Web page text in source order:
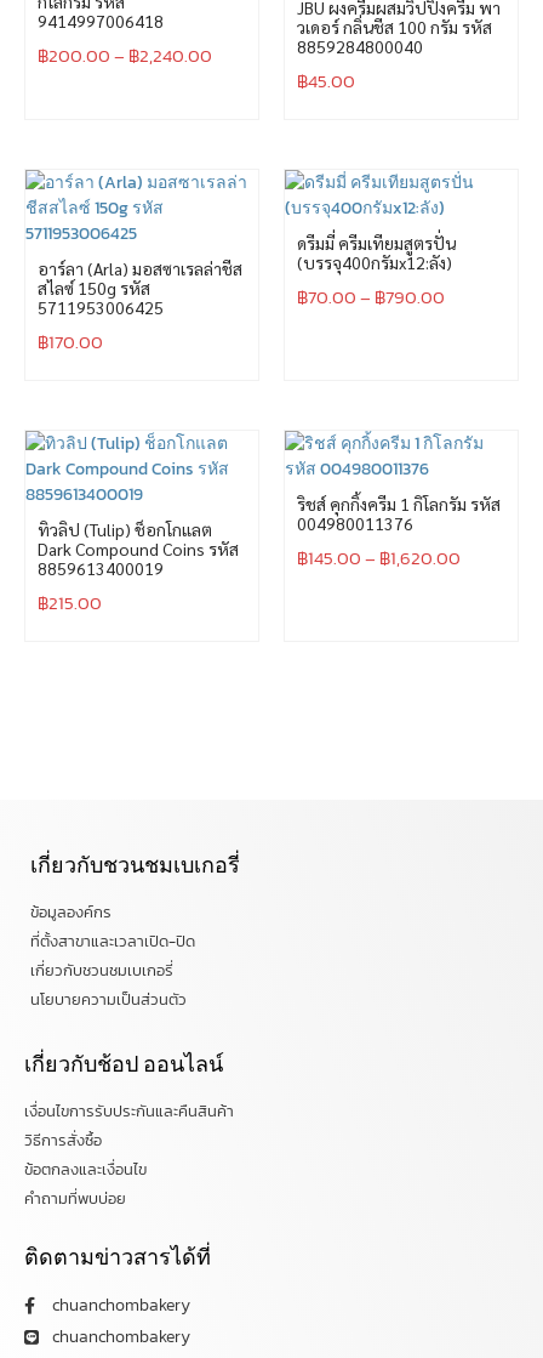
9414997006418
฿200.00– ฿2,240.00
JBU ผงครีมผสมวิ้ปปิ้งครีม พา
วเดอร์ กลิ่นชีส 100 กรัม รหัส
8859284800040
฿45.00
อาร์ลา (Arla) มอสซาเรลล่าชีส
สไลซ์ 150g รหัส
5711953006425
฿170.00
ดรีมมี่ ครีมเทียมสูตรปั่น
(บรรจุ400กรัมx12:ลัง)
฿70.00– ฿790.00
ทิวลิป (Tulip) ช็อกโกแลต
Dark Compound Coins รหัส
8859613400019
฿215.00
ริชส์ คุกกิ้งครีม 1 กิโลกรัม รหัส
004980011376
฿145.00– ฿1,620.00
เกี่ยวกับชวนชมเบเกอรี่
ข้อมูลองค์กร
ที่ตั้งสาขาและเวลาเปิด-ปิด
เกี่ยวกับชวนชมเบเกอรี่
นโยบายความเป็นส่วนตัว
เกี่ยวกับช้อป ออนไลน์
เงื่อนไขการรับประกันและคืนสินค้า
วิธีการสั่งซื้อ
ข้อตกลงและเงื่อนไข
คำถามที่พบบ่อย
ติดตามข่าวสารได้ที่
chuanchombakery
chuanchombakery